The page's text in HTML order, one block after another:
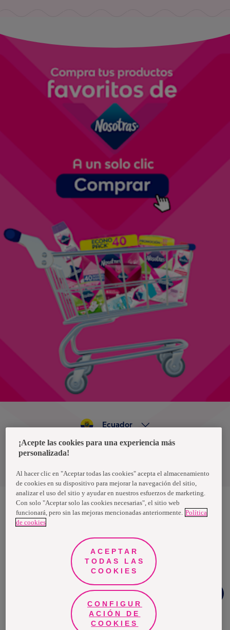
Política de privacidad de datos
Ecuador
Nosotras, una marca de Essity - una compañía global líder en
higiene y salud. Cada día, mil millones de personas, en todo el
propósito es romper barreras por el bienestar en beneficio de
consumidores, pacientes, cuidadores, clientes y la sociedad en
general. Vendemos en aproximadamente 150 países bajo las
principales marcas globales TENA y Tork, así como otras marcas
como Actimove, Cutimed, JOBST, Knix, Leukoplast, Libero, Libresse,
Lotus, Modibodi, Nosotras, Saba, Tempo, TOM Organic y Zewa. En
2024, Essity tuvo ventas de aproximadamente 13 mil millones de
euros y empleó a 36,000 personas. La sede de la compañía está
ubicada en Estocolmo, Suecia, y Essity cotiza en Nasdaq Estocolmo.
Más información enwww.essity.com.
¡Acepte las cookies para una experiencia más
personalizada!
Al hacer clic en "Aceptar todas las cookies" acepta el almacenamiento
de cookies en su dispositivo para mejorar la navegación del sitio,
analizar el uso del sitio y ayudar en nuestros esfuerzos de marketing.
Con solo "Aceptar solo las cookies necesarias", el sitio web
funcionará, pero sin las mejoras mencionadas anteriormente. Política
de cookies
ACEPTAR
TODAS LAS
COOKIES
CONFIGUR
ACIÓN DE
COOKIES